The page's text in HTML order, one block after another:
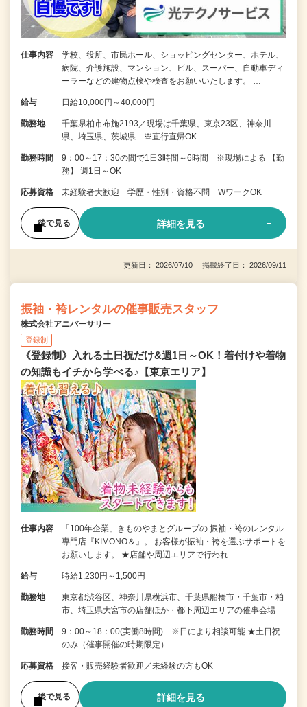
仕事内容
学校、役所、市民ホール、ショッピングセンター、ホテル、
病院、介護施設、マンション、ビル、スーパー、自動車ディ
ーラーなどの建物点検や検査をお願いいたします。 …
給与 日給10,000円～40,000円
勤務地
千葉県柏市布施2193／現場は千葉県、東京23区、神奈川
県、埼玉県、茨城県 ※直行直帰OK
勤務時間
9：00～17：30の間で1日3時間～6時間 ※現場による 【勤
務】 週1日～OK
応募資格 未経験者大歓迎 学歴・性別・資格不問 WワークOK
後で見る 詳細を見る
更新日： 2026/07/10 掲載終了日： 2026/09/11
振袖・袴レンタルの催事販売スタッフ
株式会社アニバーサリー
登録制
《登録制》入れる土日祝だけ&週1日～OK！着付けや着物
の知識もイチから学べる♪【東京エリア】
仕事内容
「100年企業」きものやまとグループの 振袖・袴のレンタル
専門店『KIMONO＆』。 お客様が振袖・袴を選ぶサポートを
お願いします。 ★店舗や周辺エリアで行われ…
給与 時給1,230円～1,500円
勤務地
東京都渋谷区、神奈川県横浜市、千葉県船橋市・千葉市・柏
市、埼玉県大宮市の店舗ほか・都下周辺エリアの催事会場
勤務時間
9：00～18：00(実働8時間) ※日により相談可能 ★土日祝
のみ（催事開催の時期限定）…
応募資格 接客・販売経験者歓迎／未経験の方もOK
後で見る 詳細を見る